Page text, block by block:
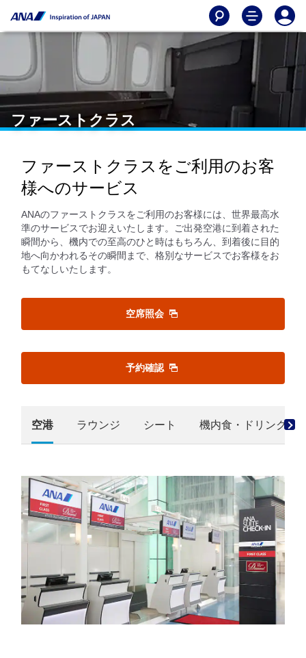
ファーストクラス
ファーストクラスをご利用のお客
様へのサービス
ANAのファーストクラスをご利用のお客様には、世界最高水
準のサービスでお迎えいたします。ご出発空港に到着された
瞬間から、機内での至高のひと時はもちろん、到着後に目的
地へ向かわれるその瞬間まで、格別なサービスでお客様をお
もてなしいたします。
空席照会
予約確認
空港 ラウンジ シート 機内食・ドリンク